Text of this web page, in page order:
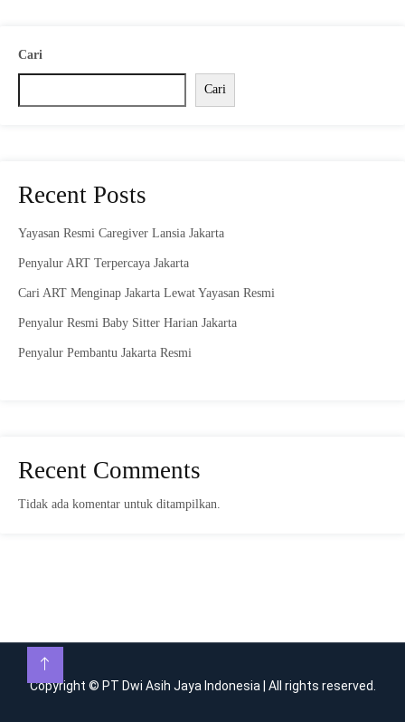
Cari
Cari
Recent Posts
Yayasan Resmi Caregiver Lansia Jakarta
Penyalur ART Terpercaya Jakarta
Cari ART Menginap Jakarta Lewat Yayasan Resmi
Penyalur Resmi Baby Sitter Harian Jakarta
Penyalur Pembantu Jakarta Resmi
Recent Comments
Tidak ada komentar untuk ditampilkan.
Copyright © PT Dwi Asih Jaya Indonesia | All rights reserved.